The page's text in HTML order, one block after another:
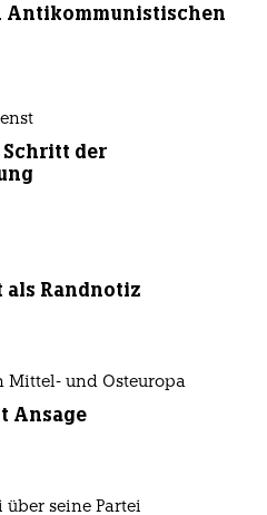
Antikommunistischen
der
Randnotiz
Mittel- und Osteuropa
Ansage
über seine Partei